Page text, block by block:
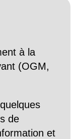
à la
(OGM,
de
et